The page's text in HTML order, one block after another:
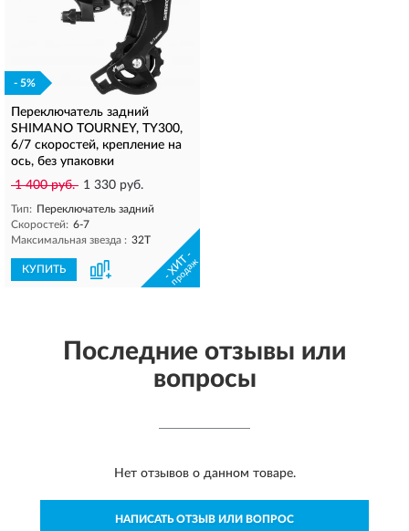
- 5%
Переключатель задний
SHIMANO TOURNEY, TY300,
6/7 скоростей, крепление на
ось, без упаковки
1 400 руб. 1 330 руб.
Тип: Переключатель задний
Скоростей: 6-7
Максимальная звезда : 32T
КУПИТЬ - ХИТ -
продаж
Последние отзывы или
вопросы
Нет отзывов о данном товаре.
НАПИСАТЬ ОТЗЫВ ИЛИ ВОПРОС